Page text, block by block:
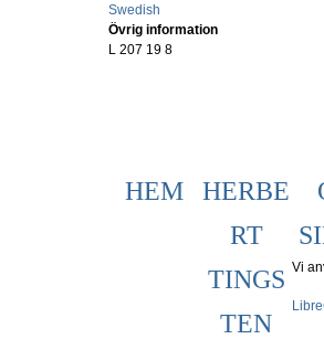
Swedish
Övrig information
L 207 19 8
HEM
HERBE
RT
TINGS
TEN
Vi